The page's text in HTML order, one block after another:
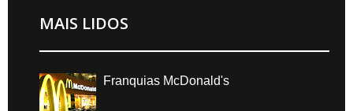
MAIS LIDOS
Franquias McDonald's